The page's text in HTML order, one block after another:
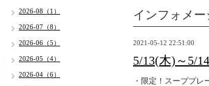
インフォメ
2021-05-12 22:51:00
5/13(木)～5/
・限定！スーププレ
2026-08（1）
2026-07（8）
2026-06（5）
2026-05（4）
2026-04（6）